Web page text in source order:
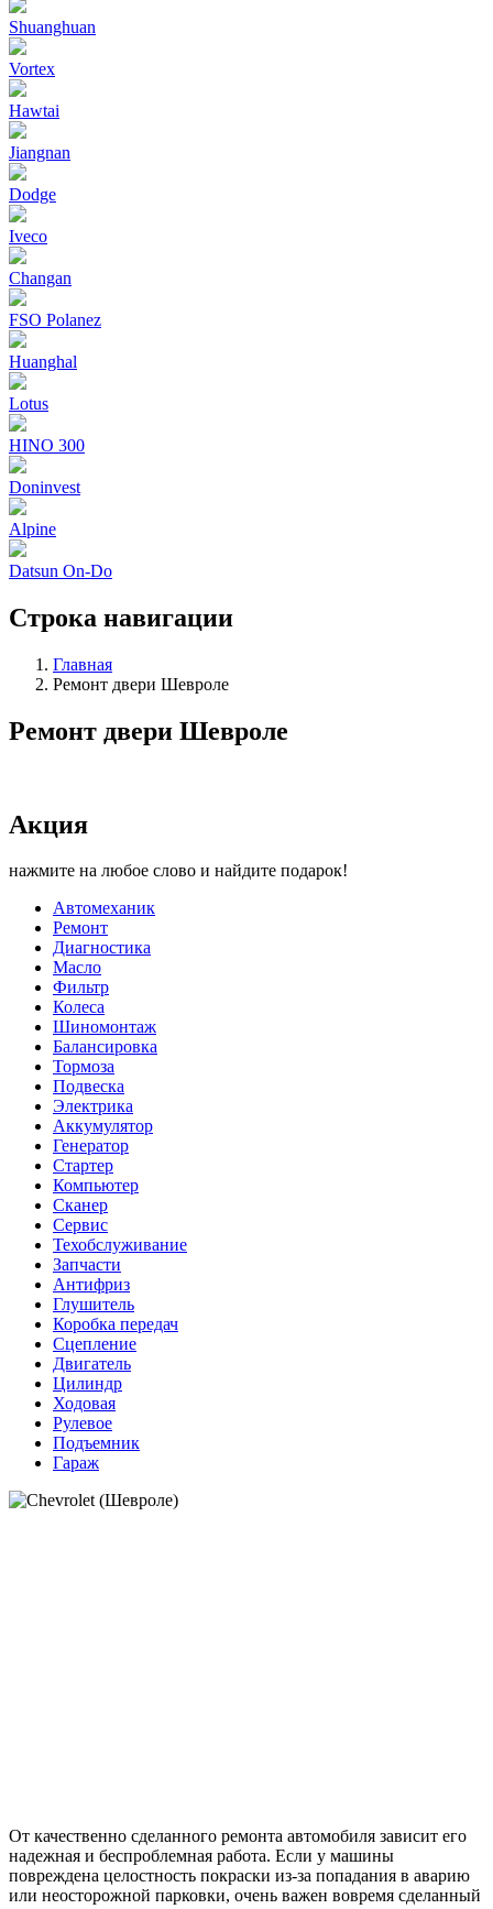
Shuanghuan
Vortex
Hawtai
Jiangnan
Dodge
Iveco
Changan
FSO Polanez
Huanghal
Lotus
HINO 300
Doninvest
Alpine
Datsun On-Do
Строка навигации
Главная
Ремонт двери Шевроле
Ремонт двери Шевроле
Акция
нажмите на любое слово и найдите подарок!
Автомеханик
Ремонт
Диагностика
Масло
Фильтр
Колеса
Шиномонтаж
Балансировка
Тормоза
Подвеска
Электрика
Аккумулятор
Генератор
Стартер
Компьютер
Сканер
Сервис
Техобслуживание
Запчасти
Антифриз
Глушитель
Коробка передач
Сцепление
Двигатель
Цилиндр
Ходовая
Рулевое
Подъемник
Гараж
От качественно сделанного ремонта автомобиля зависит его
надежная и беспроблемная работа. Если у машины
повреждена целостность покраски из-за попадания в аварию
или неосторожной парковки, очень важен вовремя сделанный